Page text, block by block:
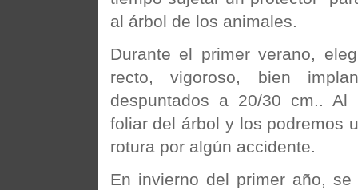
al árbol de los animales.
Durante el primer verano,
recto, vigoroso, bien
despuntados a 20/30 cm.. Al
foliar del árbol y los podremos
rotura por algún accidente.
En invierno del primer año,